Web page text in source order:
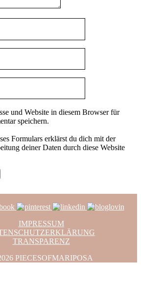
und Website in diesem Browser für
speichern.
Formulars erklärst du dich mit der
deiner Daten durch diese Website
IMPRESSUM
TRANSPARENZ
PIECESOFMARIPOSA